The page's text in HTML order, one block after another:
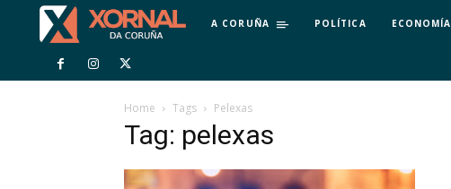
A CORUÑA POLÍTICA ECONOMÍA
Home Tags Pelexas
Tag: pelexas